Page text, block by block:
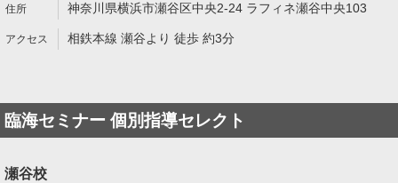
神奈川県横浜市瀬谷区中央2-24 ラフィネ瀬谷中央103
相鉄本線 瀬谷より 徒歩 約3分
臨海セミナー 個別指導セレクト
瀬谷校